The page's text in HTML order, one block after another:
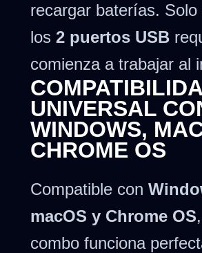
recargar baterías. Solo
los 2 puertos USB
comienza a trabajar al
UNIVERSAL
WINDOWS,
CHROME OS
Compatible con
macOS y Chrome OS
combo funciona